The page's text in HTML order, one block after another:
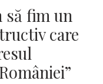
să fim un
care